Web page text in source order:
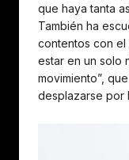
que haya tanta
También ha
contentos con el
estar en un solo
movimiento”,
desplazarse por